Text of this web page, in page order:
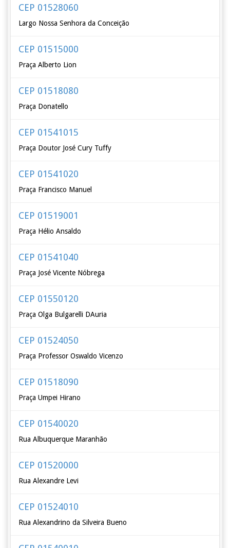
CEP 01528060
Largo Nossa Senhora da Conceição
CEP 01515000
Praça Alberto Lion
CEP 01518080
Praça Donatello
CEP 01541015
Praça Doutor José Cury Tuffy
CEP 01541020
Praça Francisco Manuel
CEP 01519001
Praça Hélio Ansaldo
CEP 01541040
Praça José Vicente Nóbrega
CEP 01550120
Praça Olga Bulgarelli DAuria
CEP 01524050
Praça Professor Oswaldo Vicenzo
CEP 01518090
Praça Umpei Hirano
CEP 01540020
Rua Albuquerque Maranhão
CEP 01520000
Rua Alexandre Levi
CEP 01524010
Rua Alexandrino da Silveira Bueno